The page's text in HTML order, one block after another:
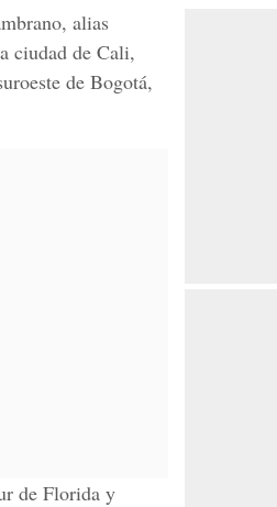
alias
ciudad de Cali,
de Bogotá,
de Florida y